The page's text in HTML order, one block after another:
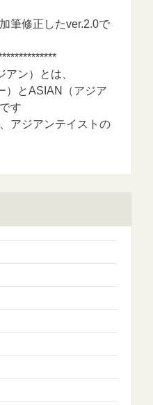
筆修正したver.2.0で
ン）とは、
）とASIAN（アジア
す
アジアンテイストの